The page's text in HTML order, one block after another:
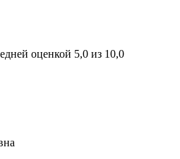
оценкой 5,0 из 10,0